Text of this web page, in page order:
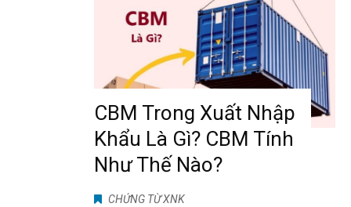
CBM Trong Xuất Nhập
Khẩu Là Gì? CBM Tính
Như Thế Nào?
CHỨNG TỪ XNK